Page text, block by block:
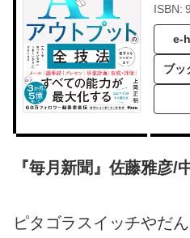
ISBN:
e-
ブッ
『毎月新聞』佐藤雅彦/
ピタゴラスイッチやだ